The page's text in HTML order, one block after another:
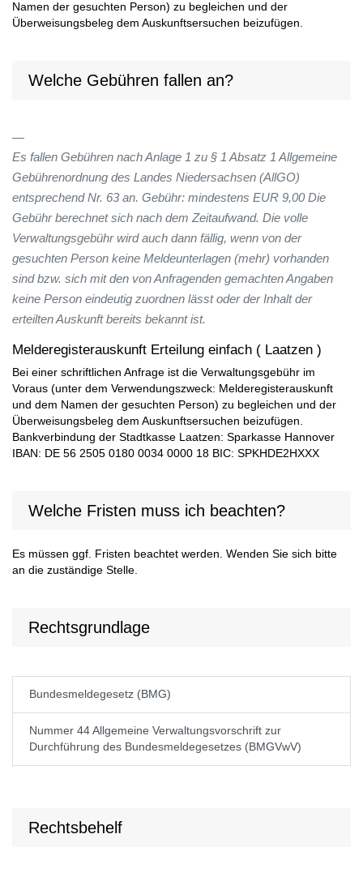
Namen der gesuchten Person) zu begleichen und der
Überweisungsbeleg dem Auskunftsersuchen beizufügen.
Welche Gebühren fallen an?
Es fallen Gebühren nach Anlage 1 zu § 1 Absatz 1 Allgemeine
Gebührenordnung des Landes Niedersachsen (AllGO)
entsprechend Nr. 63 an. Gebühr: mindestens EUR 9,00 Die
Gebühr berechnet sich nach dem Zeitaufwand. Die volle
Verwaltungsgebühr wird auch dann fällig, wenn von der
gesuchten Person keine Meldeunterlagen (mehr) vorhanden
sind bzw. sich mit den von Anfragenden gemachten Angaben
keine Person eindeutig zuordnen lässt oder der Inhalt der
erteilten Auskunft bereits bekannt ist.
Melderegisterauskunft Erteilung einfach ( Laatzen )
Bei einer schriftlichen Anfrage ist die Verwaltungsgebühr im
Voraus (unter dem Verwendungszweck: Melderegisterauskunft
und dem Namen der gesuchten Person) zu begleichen und der
Überweisungsbeleg dem Auskunftsersuchen beizufügen.
Bankverbindung der Stadtkasse Laatzen: Sparkasse Hannover
IBAN: DE 56 2505 0180 0034 0000 18 BIC: SPKHDE2HXXX
Welche Fristen muss ich beachten?
Es müssen ggf. Fristen beachtet werden. Wenden Sie sich bitte
an die zuständige Stelle.
Rechtsgrundlage
Bundesmeldegesetz (BMG)
Nummer 44 Allgemeine Verwaltungsvorschrift zur
Durchführung des Bundesmeldegesetzes (BMGVwV)
Rechtsbehelf